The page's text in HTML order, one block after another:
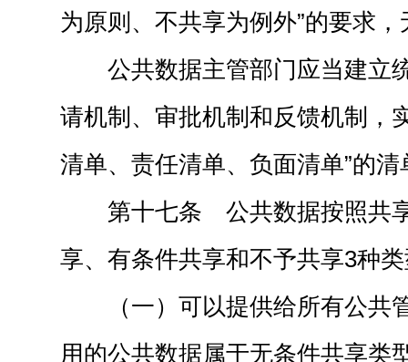
为原则、不共享为例外”的要求
公共数据主管部门应当建立
请机制、审批机制和反馈机制，
清单、责任清单、负面清单”的
第十七条 公共数据按照共
享、有条件共享和不予共享3种
（一）可以提供给所有公
用的公共数据属于无条件共享类